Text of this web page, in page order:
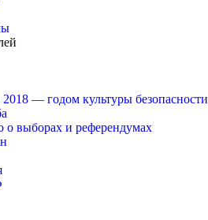
— годом культуры безопасности
о выборах и референдумах